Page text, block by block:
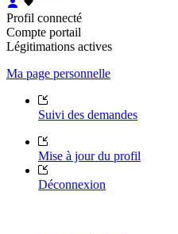
Profil connecté
Compte portail
Légitimations actives
Ma page personnelle
Suivi des demandes
Mise à jour du profil
Déconnexion